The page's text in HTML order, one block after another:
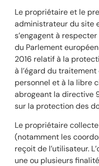
Le propriétaire et le
administrateur du site
s’engagent à
du Parlement
2016 relatif à la
à l’égard du
personnel et à la libre
abrogeant la directive
sur la protection des
Le propriétaire
(notamment les
reçoit de l’utilisateur.
une ou plusieurs